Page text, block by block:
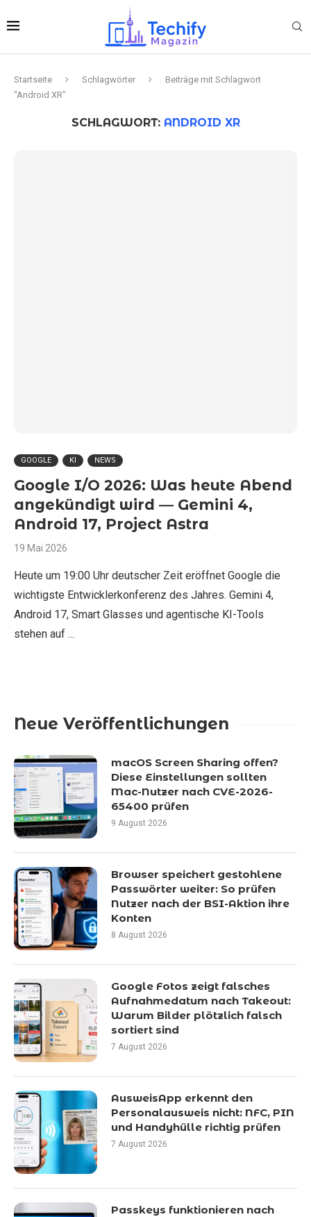
Startseite Schlagwörter
Beiträge mit Schlagwort
"Android XR"
SCHLAGWORT: ANDROID XR
GOOGLE KI NEWS
Google I/O 2026: Was heute Abend
angekündigt wird — Gemini 4,
Android 17, Project Astra
19 Mai 2026
Heute um 19:00 Uhr deutscher Zeit eröffnet Google die
wichtigste Entwicklerkonferenz des Jahres. Gemini 4,
Android 17, Smart Glasses und agentische KI-Tools
stehen auf …
Neue Veröffentlichungen
macOS Screen Sharing offen?
Diese Einstellungen sollten
Mac-Nutzer nach CVE-2026-
65400 prüfen
9 August 2026
Browser speichert gestohlene
Passwörter weiter: So prüfen
Nutzer nach der BSI-Aktion ihre
Konten
8 August 2026
Google Fotos zeigt falsches
Aufnahmedatum nach Takeout:
Warum Bilder plötzlich falsch
sortiert sind
7 August 2026
AusweisApp erkennt den
Personalausweis nicht: NFC, PIN
und Handyhülle richtig prüfen
7 August 2026
Passkeys funktionieren nach